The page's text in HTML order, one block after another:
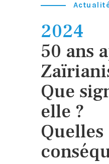
2024
50 ans
Que
elle ?
Quelles